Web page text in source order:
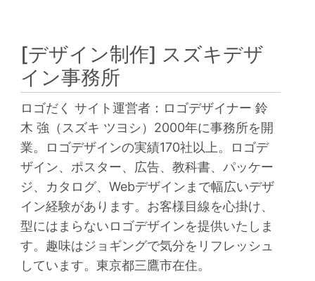
[デザイン制作] スズキデザ
イン事務所
ロゴだく サイト運営者：ロゴデザイナー 鈴
木 強（スズキ ツヨシ）2000年に事務所を開
業。ロゴデザインの実績170社以上。ロゴデ
ザイン、ポスター、広告、教科書、パッケー
ジ、カタログ、Webデザインまで幅広いデザ
イン経験があります。お客様目線を心掛け、
型にはまらないロゴデザインを提供いたしま
す。趣味はジョギングで気分をリフレッシュ
しています。東京都三鷹市在住。